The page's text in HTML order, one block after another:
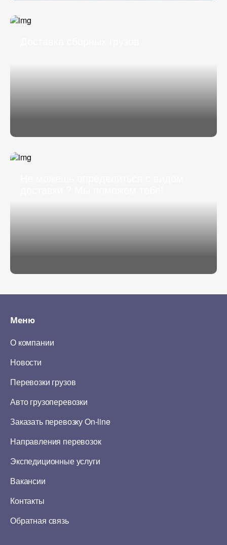
Меню
О компании
Новости
Перевозки грузов
Авто грузоперевозки
Заказать перевозку On-line
Направления перевозок
Экспедиционные услуги
Вакансии
Контакты
Обратная связь